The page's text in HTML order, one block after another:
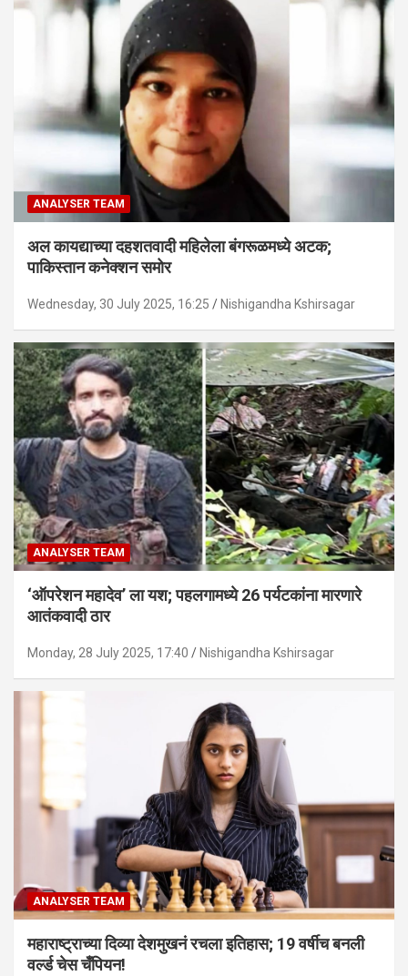
ANALYSER TEAM
अल कायद्याच्या दहशतवादी महिलेला बंगरूळमध्ये अटक;
पाकिस्तान कनेक्शन समोर
Wednesday, 30 July 2025, 16:25 Nishigandha Kshirsagar
ANALYSER TEAM
‘ऑपरेशन महादेव’ ला यश; पहलगामध्ये 26 पर्यटकांना मारणारे
आतंकवादी ठार
Monday, 28 July 2025, 17:40 Nishigandha Kshirsagar
ANALYSER TEAM
महाराष्ट्राच्या दिव्या देशमुखनं रचला इतिहास; 19 वर्षीच बनली
वर्ल्ड चेस चँपियन!